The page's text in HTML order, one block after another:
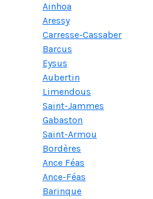
Ainhoa
Aressy
Carresse-Cassaber
Barcus
Eysus
Aubertin
Limendous
Saint-Jammes
Gabaston
Saint-Armou
Bordères
Ance Féas
Ance-Féas
Barinque